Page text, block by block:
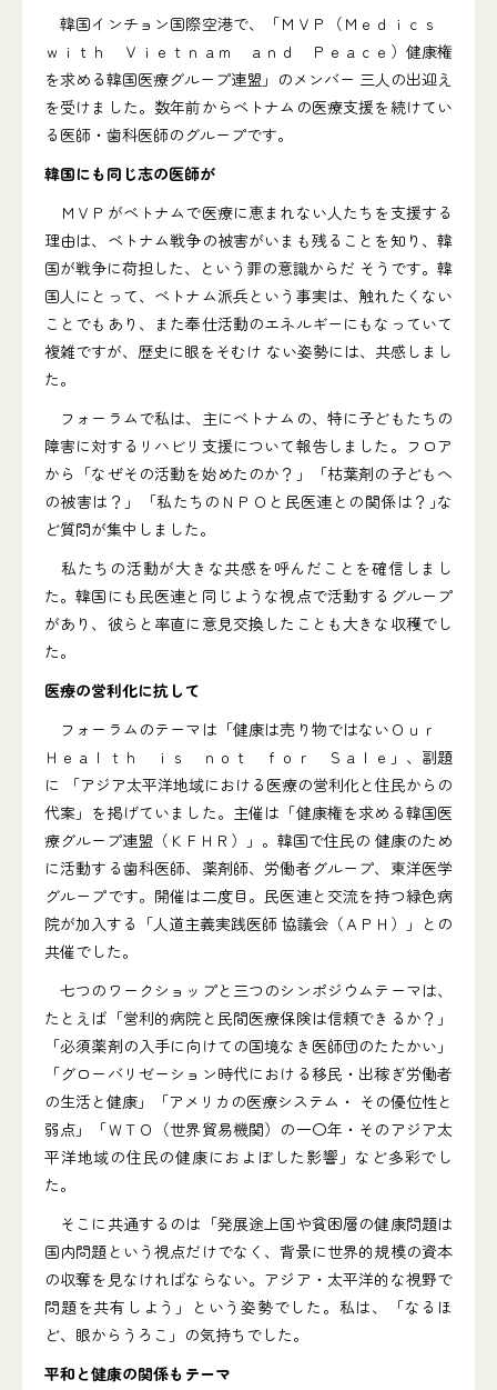
韓国インチョン国際空港で、「ＭＶＰ（Ｍｅｄｉｃｓ
ｗｉｔｈ Ｖｉｅｔｎａｍ ａｎｄ Ｐｅａｃｅ）健康権
を求める韓国医療グループ連盟」のメンバー 三人の出迎え
を受けました。数年前からベトナムの医療支援を続けてい
る医師・歯科医師のグループです。
韓国にも同じ志の医師が
ＭＶＰがベトナムで医療に恵まれない人たちを支援する
理由は、ベトナム戦争の被害がいまも残ることを知り、韓
国が戦争に荷担した、という罪の意識からだ そうです。韓
国人にとって、ベトナム派兵という事実は、触れたくない
ことでもあり、また奉仕活動のエネルギーにもなっていて
複雑ですが、歴史に眼をそむけ ない姿勢には、共感しまし
た。
フォーラムで私は、主にベトナムの、特に子どもたちの
障害に対するリハビリ支援について報告しました。フロア
から「なぜその活動を始めたのか？」「枯葉剤の子どもへ
の被害は？」「私たちのＮＰＯと民医連との関係は？｣な
ど質問が集中しました｡
私たちの活動が大きな共感を呼んだことを確信しまし
た。韓国にも民医連と同じような視点で活動するグループ
があり、彼らと率直に意見交換したことも大きな収穫でし
た。
医療の営利化に抗して
フォーラムのテーマは「健康は売り物ではないＯｕｒ
Ｈｅａｌｔｈ ｉｓ ｎｏｔ ｆｏｒ Ｓａｌｅ」、副題
に 「アジア太平洋地域における医療の営利化と住民からの
代案」を掲げていました。主催は「健康権を求める韓国医
療グループ連盟（ＫＦＨＲ）」。韓国で住民の 健康のため
に活動する歯科医師、薬剤師、労働者グループ、東洋医学
グループです。開催は二度目。民医連と交流を持つ緑色病
院が加入する「人道主義実践医師 協議会（ＡＰＨ）」との
共催でした。
七つのワークショップと三つのシンポジウムテーマは、
たとえば「営利的病院と民間医療保険は信頼できるか？」
「必須薬剤の入手に向けての国境なき医師団のたたかい」
「グローバリゼーション時代における移民・出稼ぎ労働者
の生活と健康」「アメリカの医療システム・ その優位性と
弱点」「ＷＴＯ（世界貿易機関）の一〇年・そのアジア太
平洋地域の住民の健康におよぼした影響」など多彩でし
た。
そこに共通するのは「発展途上国や貧困層の健康問題は
国内問題という視点だけでなく、背景に世界的規模の資本
の収奪を見なければならない。アジア・太平洋的な視野で
問題を共有しよう」という姿勢でした。私は、「なるほ
ど、眼からうろこ」の気持ちでした。
平和と健康の関係もテーマ